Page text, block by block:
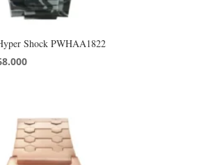
Shock PWHAA1822
El
$ 2.268.000.